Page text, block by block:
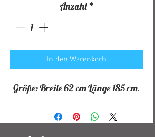
Anzahl *
In den Warenkorb
Größe: Breite 62 cm Länge 185 cm.